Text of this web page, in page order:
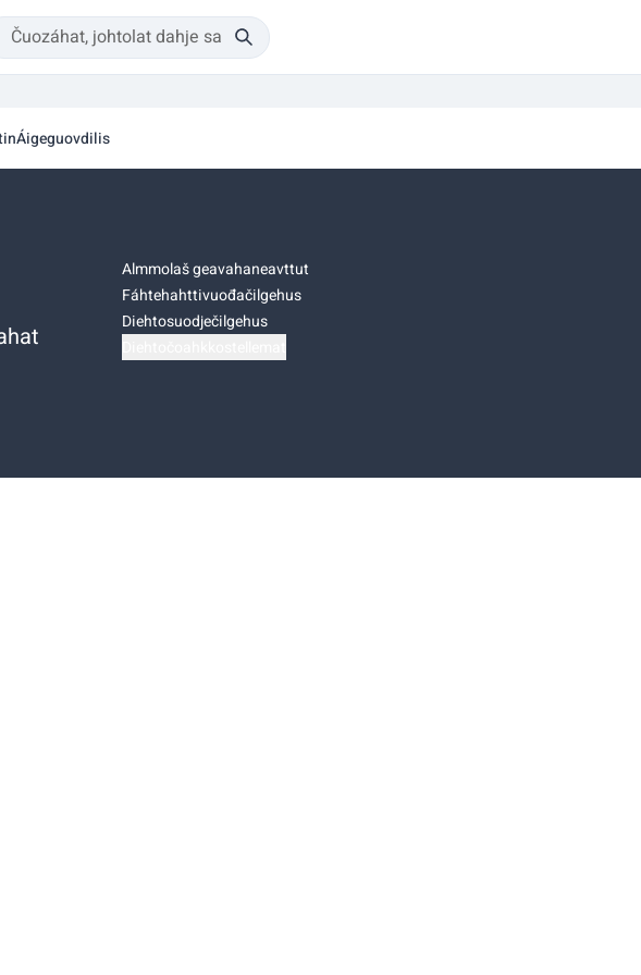
Áigeguovdilis
Almmolaš geavahaneavttut
Fáhtehahttivuođačilgehus
Diehtosuodječilgehus